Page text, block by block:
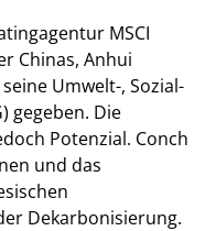
MSCI
Chinas, Anhui
Umwelt-, Sozial-
gegeben. Die
Potenzial. Conch
und das
Dekarbonisierung.